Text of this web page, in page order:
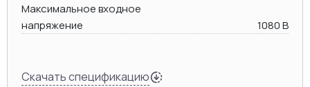
Максимальное входное
напряжение
1080 В
Скачать спецификацию